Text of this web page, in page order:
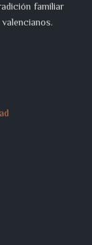
familiar